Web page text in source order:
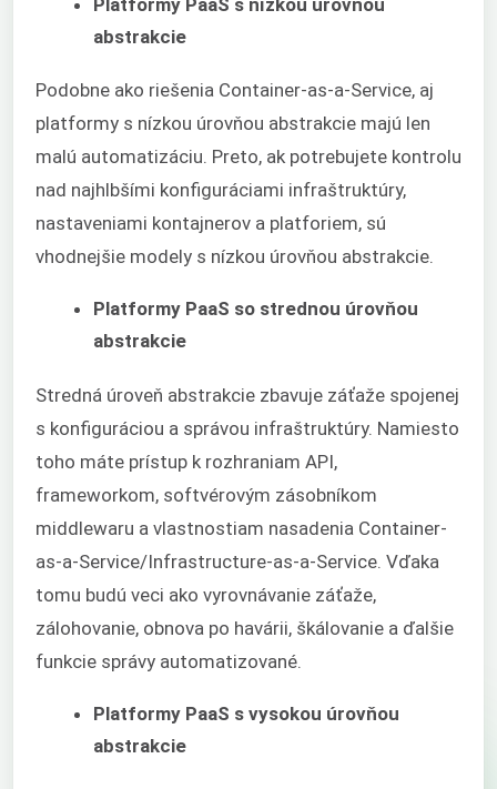
abstrakcie
Podobne ako riešenia Container-as-a-Service, aj
platformy s nízkou úrovňou abstrakcie majú len
malú automatizáciu. Preto, ak potrebujete kontrolu
nad najhlbšími konfiguráciami infraštruktúry,
nastaveniami kontajnerov a platforiem, sú
vhodnejšie modely s nízkou úrovňou abstrakcie.
Platformy PaaS so strednou úrovňou
abstrakcie
Stredná úroveň abstrakcie zbavuje záťaže spojenej
s konfiguráciou a správou infraštruktúry. Namiesto
toho máte prístup k rozhraniam API,
frameworkom, softvérovým zásobníkom
middlewaru a vlastnostiam nasadenia Container-
as-a-Service/Infrastructure-as-a-Service. Vďaka
tomu budú veci ako vyrovnávanie záťaže,
zálohovanie, obnova po havárii, škálovanie a ďalšie
funkcie správy automatizované.
Platformy PaaS s vysokou úrovňou
abstrakcie